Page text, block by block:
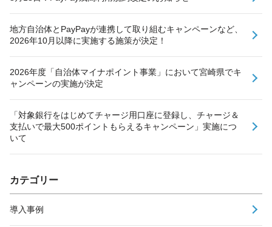
地方自治体とPayPayが連携して取り組むキャンペーンなど、
2026年10月以降に実施する施策が決定！
2026年度「自治体マイナポイント事業」において宮崎県でキ
ャンペーンの実施が決定
「対象銀行をはじめてチャージ用口座に登録し、チャージ＆
支払いで最大500ポイントもらえるキャンペーン」実施につ
いて
カテゴリー
導入事例